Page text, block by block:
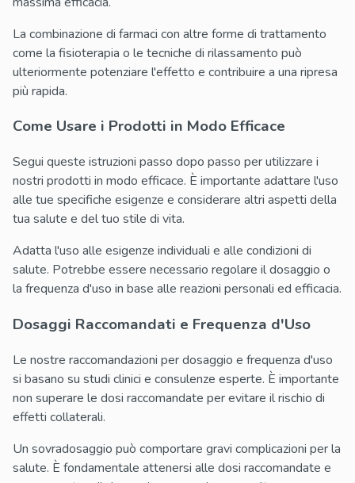
La combinazione di farmaci con altre forme di trattamento
come la fisioterapia o le tecniche di rilassamento può
ulteriormente potenziare l'effetto e contribuire a una ripresa
più rapida.
Come Usare i Prodotti in Modo Efficace
Segui queste istruzioni passo dopo passo per utilizzare i
nostri prodotti in modo efficace. È importante adattare l'uso
alle tue specifiche esigenze e considerare altri aspetti della
tua salute e del tuo stile di vita.
Adatta l'uso alle esigenze individuali e alle condizioni di
salute. Potrebbe essere necessario regolare il dosaggio o
la frequenza d'uso in base alle reazioni personali ed efficacia.
Dosaggi Raccomandati e Frequenza d'Uso
Le nostre raccomandazioni per dosaggio e frequenza d'uso
si basano su studi clinici e consulenze esperte. È importante
non superare le dosi raccomandate per evitare il rischio di
effetti collaterali.
Un sovradosaggio può comportare gravi complicazioni per la
salute. È fondamentale attenersi alle dosi raccomandate e